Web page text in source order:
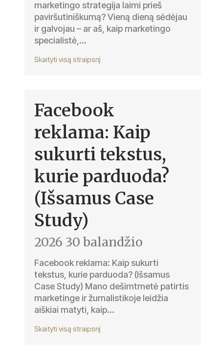
marketingo strategija laimi prieš
paviršutiniškumą? Vieną dieną sėdėjau
ir galvojau – ar aš, kaip marketingo
specialistė,...
Skaityti visą straipsnį
Facebook
reklama: Kaip
sukurti tekstus,
kurie parduoda?
(Išsamus Case
Study)
2026 30 balandžio
Facebook reklama: Kaip sukurti
tekstus, kurie parduoda? (Išsamus
Case Study) Mano dešimtmetė patirtis
marketinge ir žurnalistikoje leidžia
aiškiai matyti, kaip...
Skaityti visą straipsnį